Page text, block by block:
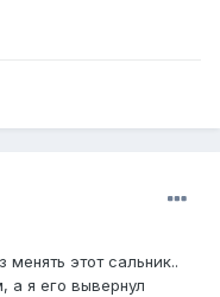
этот сальник..
а я его вывернул